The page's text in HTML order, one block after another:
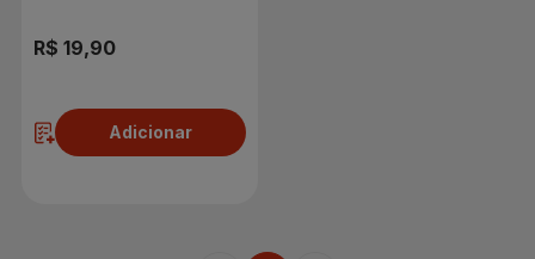
R$ 19,90
Adicionar